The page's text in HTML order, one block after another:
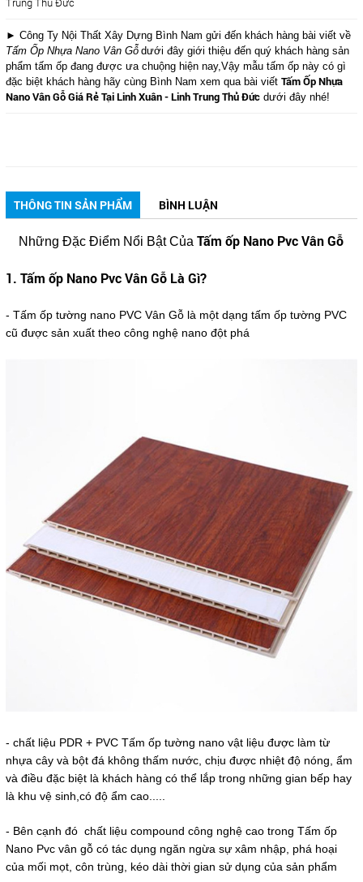
► Công Ty Nội Thất Xây Dựng Bình Nam gửi đến khách hàng bài viết về
Tấm Ốp Nhựa Nano Vân Gỗ dưới đây giới thiệu đến quý khách hàng sản
phẩm tấm ốp đang được ưa chuộng hiện nay,Vậy mẫu tấm ốp này có gì
đặc biệt khách hàng hãy cùng Bình Nam xem qua bài viết Tấm Ốp Nhựa
Nano Vân Gỗ Giá Rẻ Tại Linh Xuân - Linh Trung Thủ Đứcdưới đây nhé!
THÔNG TIN SẢN PHẨM BÌNH LUẬN
Những Đặc Điểm Nổi Bật CủaTấm ốp Nano Pvc Vân Gỗ
1. Tấm ốp Nano Pvc Vân Gỗ Là Gì?
- Tấm ốp tường nano PVC Vân Gỗ là một dạng tấm ốp tường PVC
cũ được sản xuất theo công nghệ nano đột phá
- chất liệu PDR + PVC Tấm ốp tường nano vật liệu được làm từ
nhựa cây và bột đá không thấm nước, chịu được nhiệt độ nóng, ẩm
và điều đặc biệt là khách hàng có thể lắp trong những gian bếp hay
là khu vệ sinh,có độ ẩm cao.....
- Bên cạnh đó chất liệu compound công nghệ cao trong Tấm ốp
Nano Pvc vân gỗ có tác dụng ngăn ngừa sự xâm nhập, phá hoại
của mối mọt, côn trùng, kéo dài thời gian sử dụng của sản phẩm